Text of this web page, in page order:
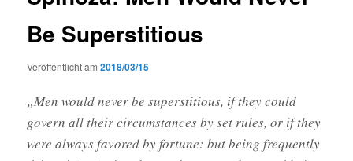
Be Superstitious
Veröffentlicht am2018/03/15
„Men would never be superstitious, if they could
govern all their circumstances by set rules, or if they
were always favored by fortune: but being frequently